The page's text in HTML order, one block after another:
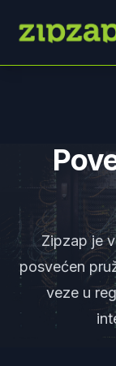
Zipzap je
posvećen
veze u